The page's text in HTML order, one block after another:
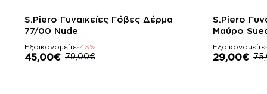
-43%
S.Piero Γυναικείες Γόβες Δέρμα
77/00 Nude
Εξοικονομείτε-43%
45,00€ 79,00€
-61%
S.Piero
Μαύρο
Εξοικονομείτε
29,00€